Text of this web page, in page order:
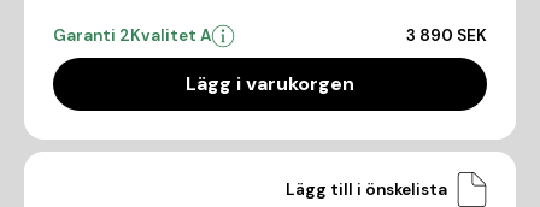
Garanti 2Kvalitet A 3 890 SEK
Lägg i varukorgen
Lägg till i önskelista